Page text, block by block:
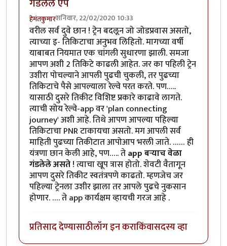
गंडलेले ऍप
हेमंतकुमारशनिवार, 22/02/2020 10:33
वरील सर्व दुवे छान ! ट्रेन बदलून जो जोडप्रवास असतो,
त्याच्या इ- तिकिटाचा अनुभव लिहितो. मागच्या वर्षी
याबाबत नियमात एक चांगली सुधारणा झाली. समजा
आपण अशी 2 तिकिटे काढली आहेत. जर का पहिली ट्रेन
उशीरा पोचल्याने आपली पुढची चुकली, तर पुढच्या
तिकिटाचे पैसे आपल्याला रेल्वे परत करते. पण…..
यासाठी दुसरे तिकीट विशिष्ट प्रकारे काढावे लागते.
त्याची सोय रेल्वे-app वर 'plan connecting
journey' अशी आहे. तिथे आपण आपल्या पहिल्या
तिकिटाचा PNR टाकायचा असतो. मग आपली सर्व
माहिती पुढच्या तिकीटात आपोआप भरली जाते. …… ही
यंत्रणा छान केली आहे, पण….. तेapp बऱ्याच वेळा
गंडलेले असते! त्याचा खूप त्रास होतो. शेवटी वैतागून
आपण दुसरे तिकीट स्वतंत्रपणे काढतो. म्हणजेच जर
पहिल्या ट्रेनला उशीर झाला तर आपले पुढचे नुकसान
होणार. …. ते app कार्यक्षम व्हायची गरज आहे .
प्रतिसाद देण्यासाठीलॉग इन कराकिंवासदस्य व्हा